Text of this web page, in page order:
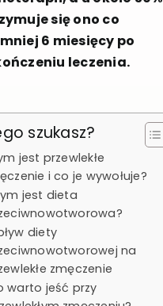
się ono co
6 miesięcy po
leczenia.
szukasz?
jest przewlekłe
i co je wywołuje?
jest dieta
diety
na
zmęczenie
warto jeść przy